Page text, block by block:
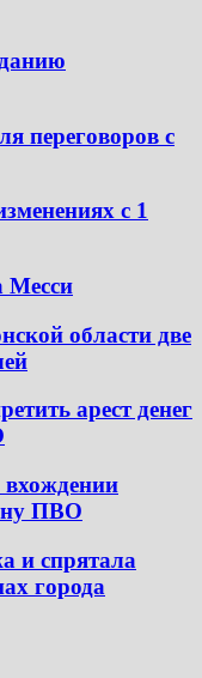
переговоров с
с 1
Месси
области две
арест денег
ПВО
и спрятала
города